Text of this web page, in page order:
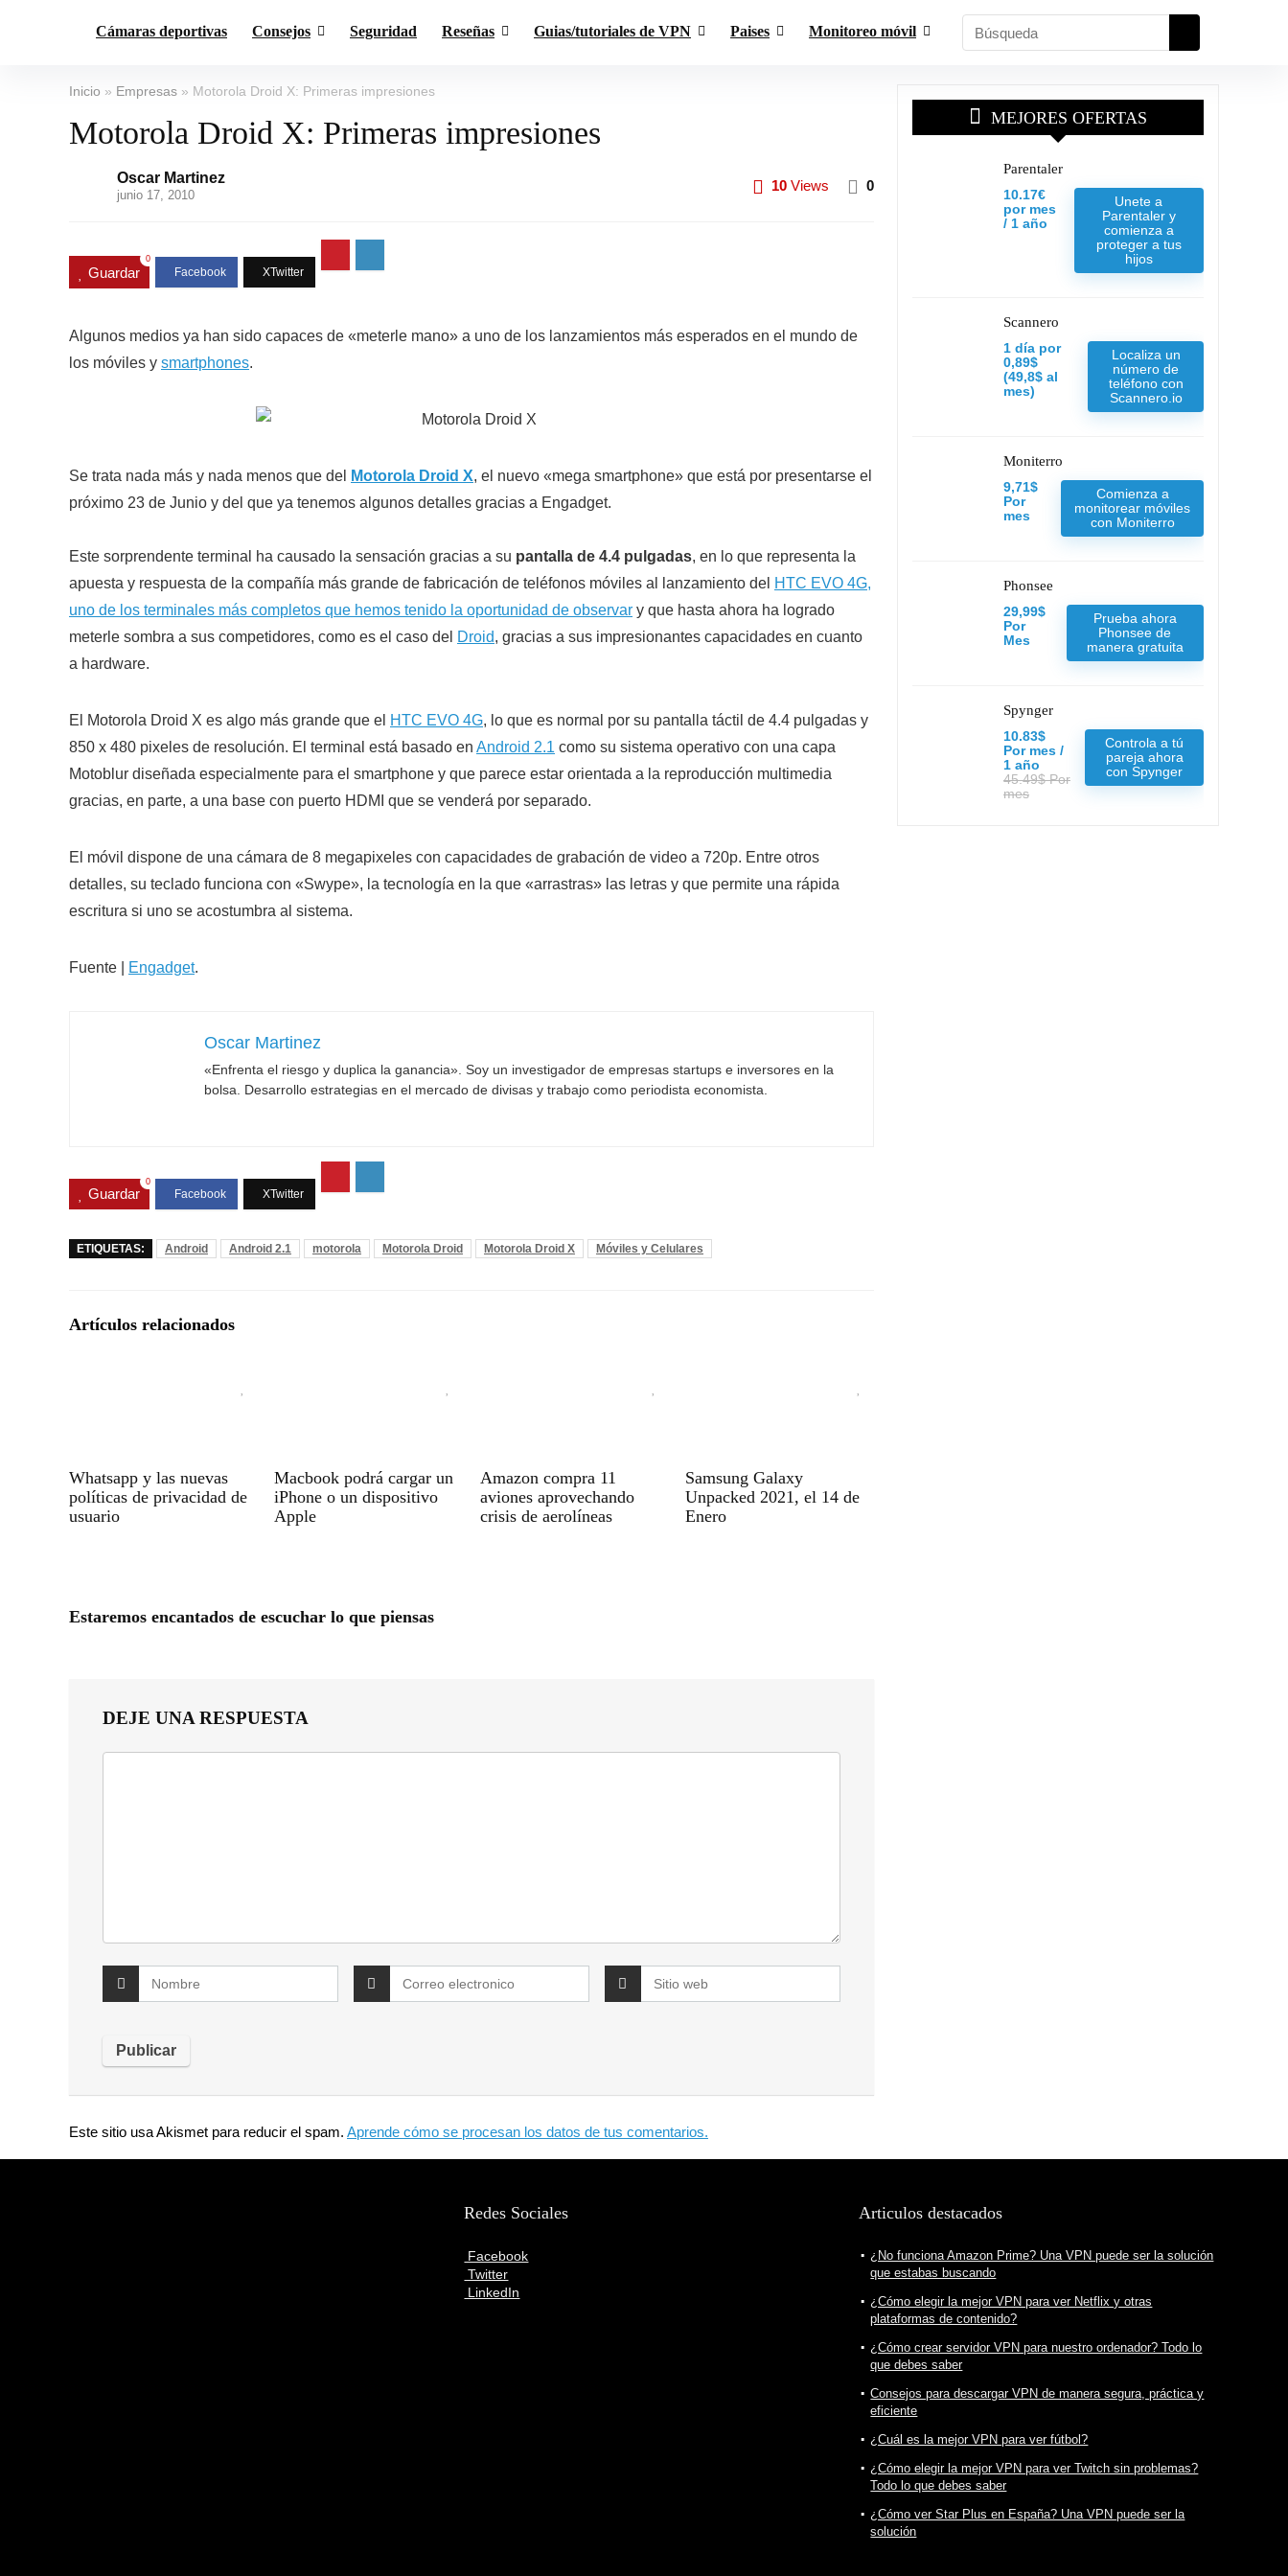
Cámaras deportivas Consejos Seguridad Reseñas Guias/tutoriales de VPN Paises Monitoreo móvil
Inicio » Empresas » Motorola Droid X: Primeras impresiones
Motorola Droid X: Primeras impresiones
Oscar Martinez
junio 17, 2010
10 Views 0
Guardar
0
Algunos medios ya han sido capaces de «meterle mano» a uno de los lanzamientos más esperados en el mundo de
los móviles y smartphones.
Se trata nada más y nada menos que del Motorola Droid X, el nuevo «mega smartphone» que está por presentarse el
próximo 23 de Junio y del que ya tenemos algunos detalles gracias a Engadget.
Este sorprendente terminal ha causado la sensación gracias a su pantalla de 4.4 pulgadas, en lo que representa la
apuesta y respuesta de la compañía más grande de fabricación de teléfonos móviles al lanzamiento del HTC EVO 4G,
uno de los terminales más completos que hemos tenido la oportunidad de observar y que hasta ahora ha logrado
meterle sombra a sus competidores, como es el caso del Droid, gracias a sus impresionantes capacidades en cuanto
a hardware.
El Motorola Droid X es algo más grande que el HTC EVO 4G, lo que es normal por su pantalla táctil de 4.4 pulgadas y
850 x 480 pixeles de resolución. El terminal está basado en Android 2.1 como su sistema operativo con una capa
Motoblur diseñada especialmente para el smartphone y que parece estar orientada a la reproducción multimedia
gracias, en parte, a una base con puerto HDMI que se venderá por separado.
El móvil dispone de una cámara de 8 megapixeles con capacidades de grabación de video a 720p. Entre otros
detalles, su teclado funciona con «Swype», la tecnología en la que «arrastras» las letras y que permite una rápida
escritura si uno se acostumbra al sistema.
Fuente | Engadget.
Oscar Martinez
«Enfrenta el riesgo y duplica la ganancia». Soy un investigador de empresas startups e inversores en la
bolsa. Desarrollo estrategias en el mercado de divisas y trabajo como periodista economista.
Guardar
0
ETIQUETAS: Android Android 2.1 motorola Motorola Droid Motorola Droid X Móviles y Celulares
Artículos relacionados
Whatsapp y las nuevas
políticas de privacidad de
usuario
Macbook podrá cargar un
iPhone o un dispositivo
Apple
Amazon compra 11
aviones aprovechando
crisis de aerolíneas
Samsung Galaxy
Unpacked 2021, el 14 de
Enero
Estaremos encantados de escuchar lo que piensas
DEJE UNA RESPUESTA
Este sitio usa Akismet para reducir el spam. Aprende cómo se procesan los datos de tus comentarios.
MEJORES OFERTAS
Parentaler
10.17€
por mes
/ 1 año
Unete a
Parentaler y
comienza a
proteger a tus
hijos
Scannero
1 día por
0,89$
(49,8$ al
mes)
Localiza un
número de
teléfono con
Scannero.io
Moniterro
9,71$
Por
mes
Comienza a
monitorear móviles
con Moniterro
Phonsee
29,99$
Por
Mes
Prueba ahora
Phonsee de
manera gratuita
Spynger
10.83$
Por mes /
1 año
45.49$ Por
mes
Controla a tú
pareja ahora
con Spynger
Redes Sociales
Facebook
Twitter
LinkedIn
Articulos destacados
¿No funciona Amazon Prime? Una VPN puede ser la solución
que estabas buscando
¿Cómo elegir la mejor VPN para ver Netflix y otras
plataformas de contenido?
¿Cómo crear servidor VPN para nuestro ordenador? Todo lo
que debes saber
Consejos para descargar VPN de manera segura, práctica y
eficiente
¿Cuál es la mejor VPN para ver fútbol?
¿Cómo elegir la mejor VPN para ver Twitch sin problemas?
Todo lo que debes saber
¿Cómo ver Star Plus en España? Una VPN puede ser la
solución